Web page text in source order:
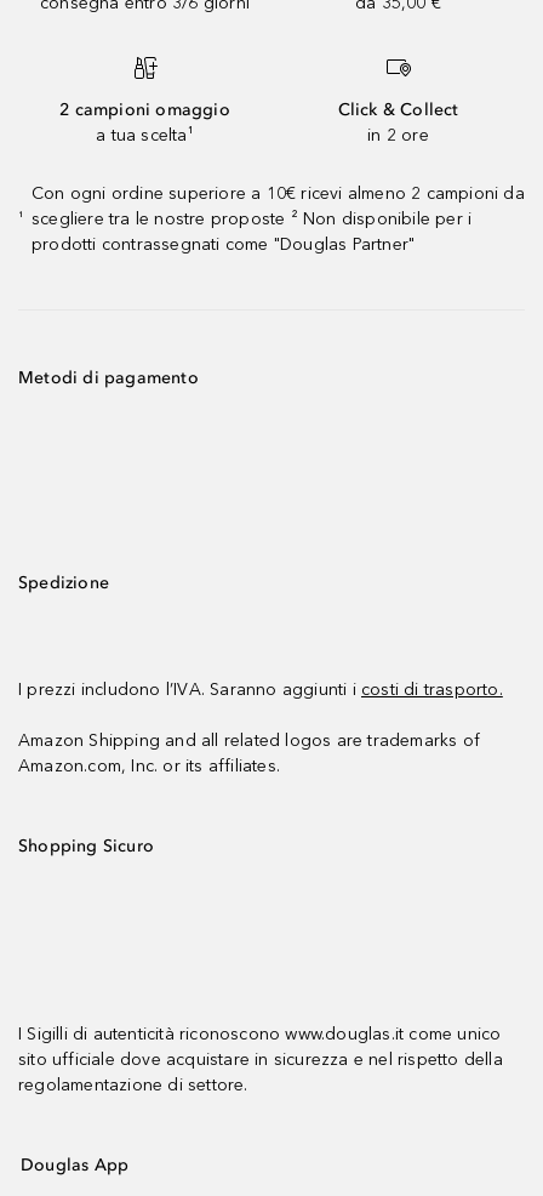
2 campioni omaggio
a tua scelta¹
Click & Collect
in 2 ore
¹
Con ogni ordine superiore a 10€ ricevi almeno 2 campioni da
scegliere tra le nostre proposte ² Non disponibile per i
prodotti contrassegnati come "Douglas Partner"
Metodi di pagamento
Spedizione
I prezzi includono l’IVA. Saranno aggiunti i costi di trasporto.
Amazon Shipping and all related logos are trademarks of
Amazon.com, Inc. or its affiliates.
Shopping Sicuro
I Sigilli di autenticità riconoscono www.douglas.it come unico
sito ufficiale dove acquistare in sicurezza e nel rispetto della
regolamentazione di settore.
Douglas App